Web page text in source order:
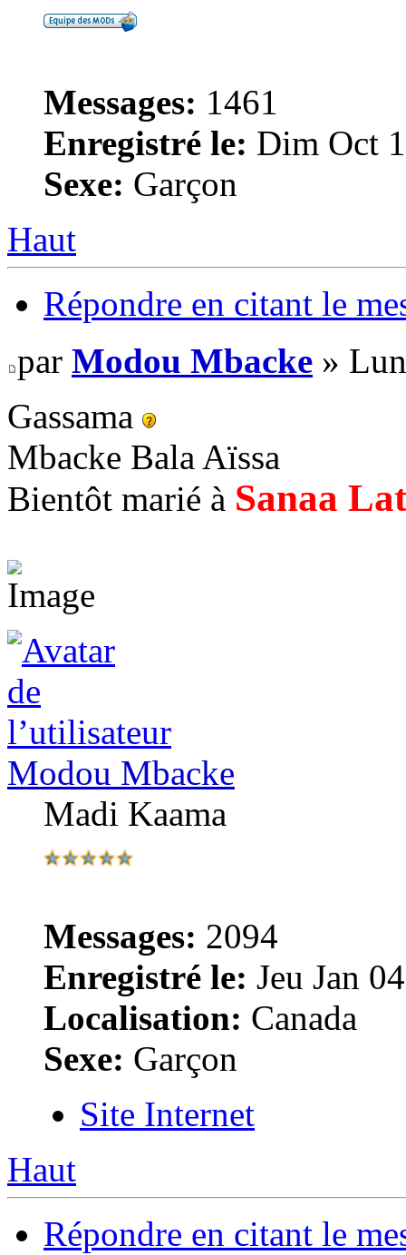
Messages: 1461
Enregistré le: Dim Oct
Sexe: Garçon
Haut
Répondre en citant le
par Modou Mbacke »
Gassama
Mbacke Bala Aïssa
Bientôt marié à Sanaa
Modou Mbacke
Madi Kaama
Messages: 2094
Enregistré le: Jeu Jan
Localisation: Canada
Sexe: Garçon
Site Internet
Haut
Répondre en citant le